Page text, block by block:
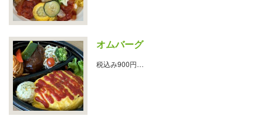
オムバーグ
税込み900円…